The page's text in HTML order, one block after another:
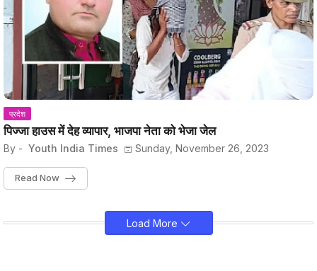
प्रदेश
पिज्जा हाउस में देह व्यापार, भाजपा नेता को भेजा जेल
By - Youth India Times Sunday, November 26, 2023
Read Now
Load More